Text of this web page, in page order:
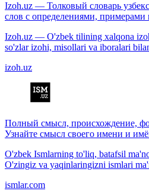
Izoh.uz — Толковый словарь
слов с определениями, примерами
Izoh.uz — O'zbek tilining xalqona
so'zlar izohi, misollari va iboralari
izoh.uz
Полный смысл, происхождение,
Узнайте смысл своего имени и
O'zbek Ismlarning to'liq, batafsil
O'zingiz va yaqinlaringizni ismlari
ismlar.com